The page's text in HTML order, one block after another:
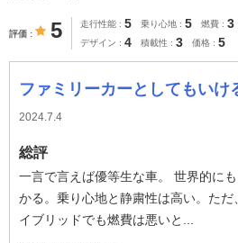
評価 5 走行性能 5 乗り心地 5 燃費 3
デザイン 4 積載性 3 価格 5
ファミリーカーとしてもいけ
2024.7.4
総評
一言で言えば優等生な車。 世界的に
かる。乗り心地と静粛性は高い。た
イブリッドでも燃費は悪いと...